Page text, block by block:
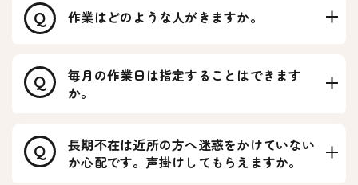
毎月15日までにお申込みをいただきますと、翌月1日
よりサービスのご利用が可能となります。
Q 作業はどのような人がきますか。
Q
毎月の作業日は指定することはできます
か。
Q
長期不在は近所の方へ迷惑をかけていない
か心配です。声掛けしてもらえますか。